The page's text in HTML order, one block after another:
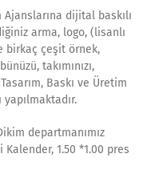
dijital baskılı
arma, logo, (lisanlı
birkaç çeşit örnek,
takımınızı,
Baskı ve Üretim
departmanımız
1.50 *1.00 pres